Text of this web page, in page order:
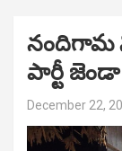
నందిగామ
పార్టీ
December 22,